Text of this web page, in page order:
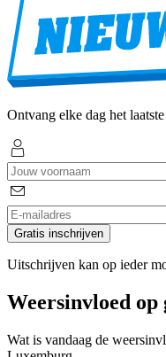
Ontvang elke dag het
Gratis inschrijven
Uitschrijven kan op ieder
Weersinvloed op
Wat is vandaag de